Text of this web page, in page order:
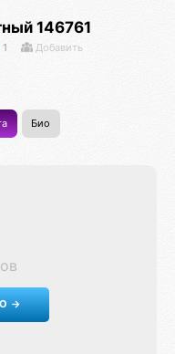
146761
1 Добавить
Био
→